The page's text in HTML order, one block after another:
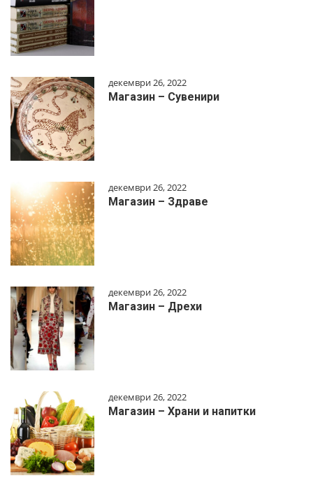
декември 26, 2022
Магазин – Сувенири
декември 26, 2022
Магазин – Здраве
декември 26, 2022
Магазин – Дрехи
декември 26, 2022
Магазин – Храни и напитки